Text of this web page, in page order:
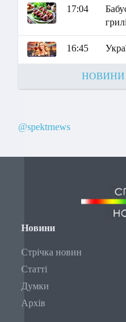
17:04
16:45
НОВИНИ
@spektrnews
Новини
Стрічка новин
Статті
Думки
Архів